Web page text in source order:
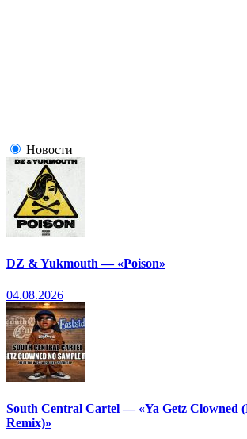
Новости
DZ & Yukmouth — «Poison»
04.08.2026
South Central Cartel — «Ya Getz Clowned
Remix)»